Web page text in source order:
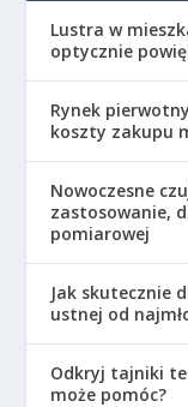
Lustra w
optycznie
Rynek
koszty zakupu
Nowoczesne
zastosowanie,
pomiarowej
Jak skutecznie
ustnej od
Odkryj tajniki
może pomóc?